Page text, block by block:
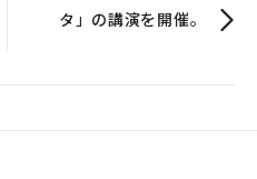
タ」の講演を開催。